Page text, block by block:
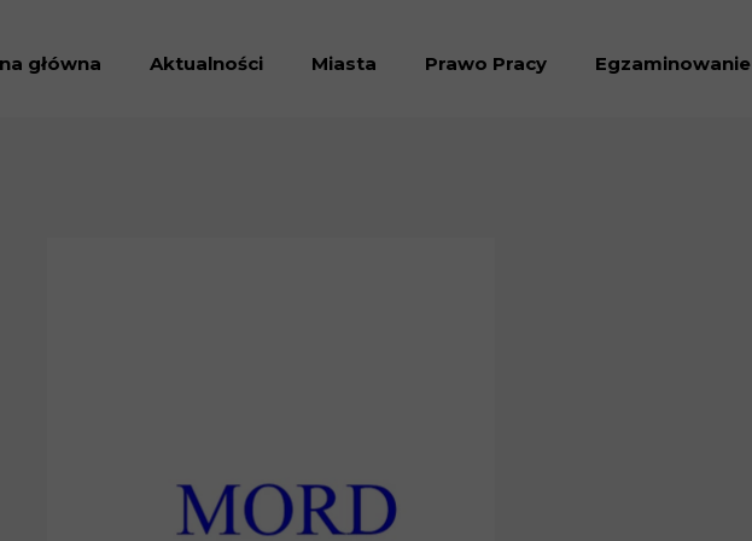
główna Aktualności Miasta Prawo Pracy Egzaminowanie